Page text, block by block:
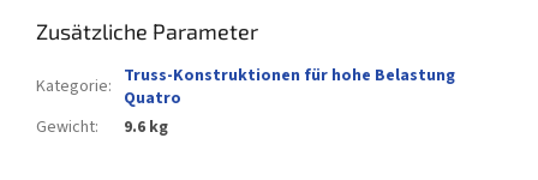
Zusätzliche Parameter
Kategorie: Truss-Konstruktionen für hohe Belastung
Quatro
Gewicht: 9.6 kg